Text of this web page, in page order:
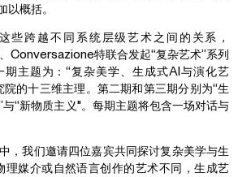
以概括。
些跨越不同系统层级艺术之间的关系，
Conversazione特联合发起“复杂艺术”系列
期主题为：“复杂美学、生成式AI与演化艺
院的十三维主理。第二期和第三期分别为“生
“新物质主义"。每期主题将包含一场对话与
，我们邀请四位嘉宾共同探讨复杂美学与生
媒介或自然语言创作的艺术不同，生成艺